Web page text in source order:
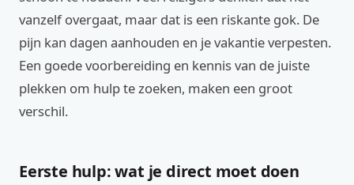
vanzelf overgaat, maar dat is een riskante gok. De
pijn kan dagen aanhouden en je vakantie verpesten.
Een goede voorbereiding en kennis van de juiste
plekken om hulp te zoeken, maken een groot
verschil.
Eerste hulp: wat je direct moet doen